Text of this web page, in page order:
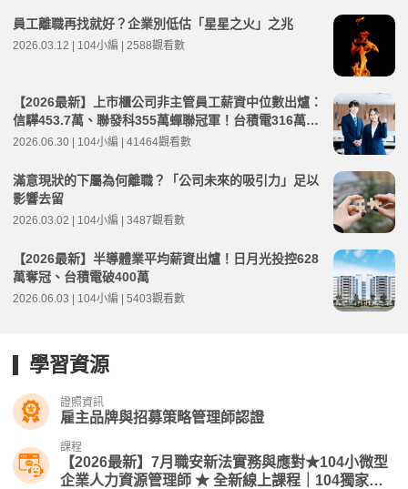
員工離職再找就好？企業別低估「星星之火」之兆
2026.03.12 | 104小編 | 2588觀看數
【2026最新】上市櫃公司非主管員工薪資中位數出爐：
信驊453.7萬、聯發科355萬蟬聯冠軍！台積電316萬元
創高
2026.06.30 | 104小編 | 41464觀看數
滿意現狀的下屬為何離職？「公司未來的吸引力」足以
影響去留
2026.03.02 | 104小編 | 3487觀看數
【2026最新】半導體業平均薪資出爐！日月光投控628
萬奪冠、台積電破400萬
2026.06.03 | 104小編 | 5403觀看數
學習資源
證照資訊
雇主品牌與招募策略管理師認證
課程
【2026最新】7月職安新法實務與應對★104小微型
企業人力資源管理師​ ★ 全新線上課程｜104獨家人